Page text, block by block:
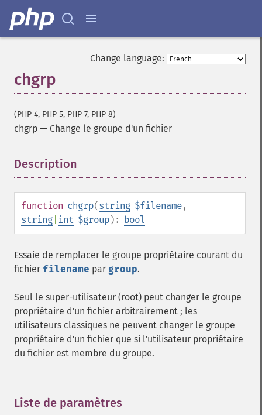
Change language:
chgrp
(PHP 4, PHP 5, PHP 7, PHP 8)
chgrp — Change le groupe d'un fichier
Description
function chgrp(string $filename,
string int $group): bool
Essaie de remplacer le groupe propriétaire courant du
fichier filename par group.
Seul le super-utilisateur (root) peut changer le groupe
propriétaire d'un fichier arbitrairement ; les
utilisateurs classiques ne peuvent changer le groupe
propriétaire d'un fichier que si l'utilisateur propriétaire
du fichier est membre du groupe.
Liste de paramètres